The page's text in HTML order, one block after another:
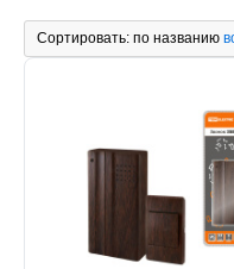
Сортировать: по названию